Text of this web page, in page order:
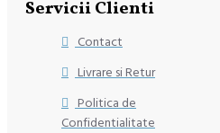
Servicii Clienti
Contact
Livrare si Retur
Politica de
Confidentialitate